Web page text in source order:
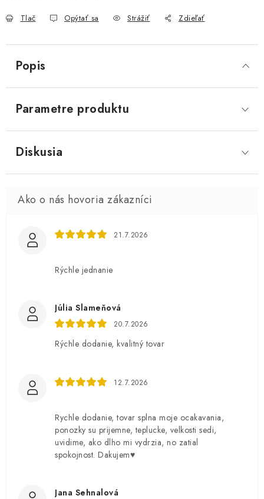
Tlač Opýtať sa Strážiť Zdieľať
Popis
Parametre produktu
Diskusia
21.7.2026
Rýchle jednanie
Júlia Slameňová
20.7.2026
Rýchle dodanie, kvalitný tovar
12.7.2026
Rychle dodanie, tovar splna moje ocakavania,
ponozky su prijemne, teplucke, velkosti sedi,
uvidime, ako dlho mi vydrzia, no zatial
spokojnost. Dakujem♥️
Jana Sehnalová